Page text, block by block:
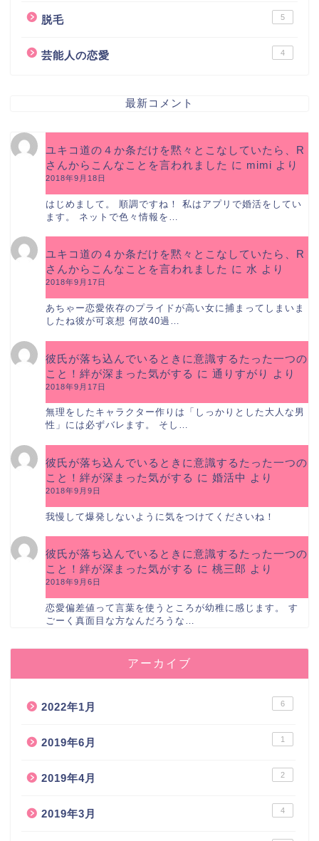
脱毛 5
芸能人の恋愛 4
最新コメント
ユキコ道の４か条だけを黙々とこなしていたら、R
さんからこんなことを言われました に mimi より
2018年9月18日
はじめまして。 順調ですね！ 私はアプリで婚活をしてい
ます。 ネットで色々情報を…
ユキコ道の４か条だけを黙々とこなしていたら、R
さんからこんなことを言われました に 水 より
2018年9月17日
あちゃー恋愛依存のプライドが高い女に捕まってしまいま
したね彼が可哀想 何故40過…
彼氏が落ち込んでいるときに意識するたった一つの
こと！絆が深まった気がする に通りすがり より
2018年9月17日
無理をしたキャラクター作りは「しっかりとした大人な男
性」には必ずバレます。 そし…
彼氏が落ち込んでいるときに意識するたった一つの
こと！絆が深まった気がする に婚活中 より
2018年9月9日
我慢して爆発しないように気をつけてくださいね！
彼氏が落ち込んでいるときに意識するたった一つの
こと！絆が深まった気がする に桃三郎 より
2018年9月6日
恋愛偏差値って言葉を使うところが幼稚に感じます。 す
ごーく真面目な方なんだろうな…
アーカイブ
2022年1月 6
2019年6月 1
2019年4月 2
2019年3月 4